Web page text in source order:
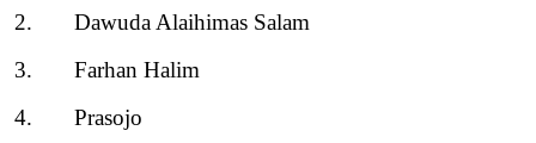
2.
Dawuda Alaihimas Salam
3.
Farhan Halim
4.
Prasojo